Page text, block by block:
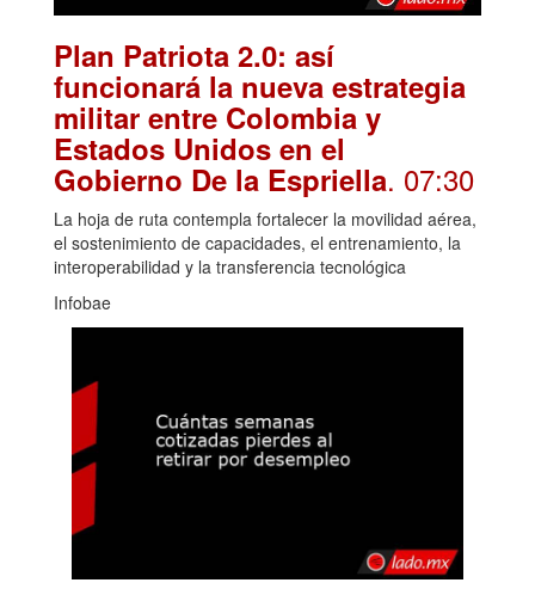
Plan Patriota 2.0: así
funcionará la nueva estrategia
militar entre Colombia y
Estados Unidos en el
Gobierno De la Espriella. 07:30
La hoja de ruta contempla fortalecer la movilidad aérea,
el sostenimiento de capacidades, el entrenamiento, la
interoperabilidad y la transferencia tecnológica
Infobae